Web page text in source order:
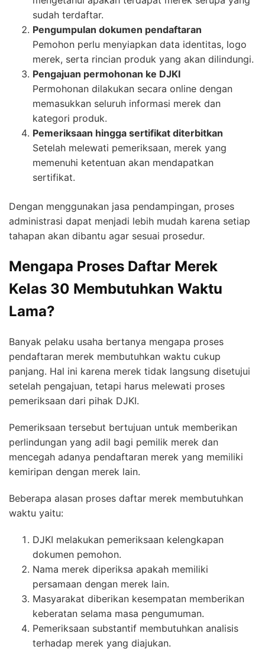
sudah terdaftar.
Pengumpulan dokumen pendaftaran
Pemohon perlu menyiapkan data identitas, logo
merek, serta rincian produk yang akan dilindungi.
Pengajuan permohonan ke DJKI
Permohonan dilakukan secara online dengan
memasukkan seluruh informasi merek dan
kategori produk.
Pemeriksaan hingga sertifikat diterbitkan
Setelah melewati pemeriksaan, merek yang
memenuhi ketentuan akan mendapatkan
sertifikat.
Dengan menggunakan jasa pendampingan, proses
administrasi dapat menjadi lebih mudah karena setiap
tahapan akan dibantu agar sesuai prosedur.
Mengapa Proses Daftar Merek
Kelas 30 Membutuhkan Waktu
Lama?
Banyak pelaku usaha bertanya mengapa proses
pendaftaran merek membutuhkan waktu cukup
panjang. Hal ini karena merek tidak langsung disetujui
setelah pengajuan, tetapi harus melewati proses
pemeriksaan dari pihak DJKI.
Pemeriksaan tersebut bertujuan untuk memberikan
perlindungan yang adil bagi pemilik merek dan
mencegah adanya pendaftaran merek yang memiliki
kemiripan dengan merek lain.
Beberapa alasan proses daftar merek membutuhkan
waktu yaitu:
DJKI melakukan pemeriksaan kelengkapan
dokumen pemohon.
Nama merek diperiksa apakah memiliki
persamaan dengan merek lain.
Masyarakat diberikan kesempatan memberikan
keberatan selama masa pengumuman.
Pemeriksaan substantif membutuhkan analisis
terhadap merek yang diajukan.